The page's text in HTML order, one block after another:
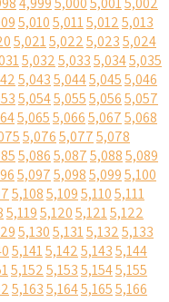
5,0105,0115,0125,013
5,0215,0225,0235,024
5,0325,0335,0345,035
5,0435,0445,0455,046
5,0545,0555,0565,057
5,0655,0665,0675,068
5,0765,0775,078
5,0865,0875,0885,089
5,0975,0985,0995,100
5,1085,1095,1105,111
5,1195,1205,1215,122
5,1305,1315,1325,133
5,1415,1425,1435,144
5,1525,1535,1545,155
5,1635,1645,1655,166